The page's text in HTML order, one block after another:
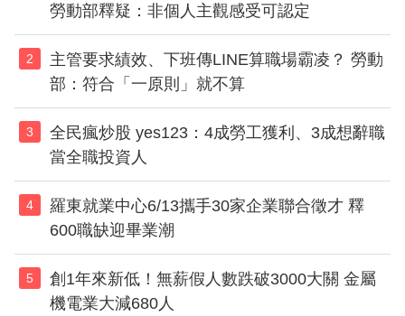
勞動部釋疑：非個人主觀感受可認定
2
主管要求績效、下班傳LINE算職場霸凌？ 勞動
部：符合「一原則」就不算
3
全民瘋炒股 yes123：4成勞工獲利、3成想辭職
當全職投資人
4
羅東就業中心6/13攜手30家企業聯合徵才 釋
600職缺迎畢業潮
5
創1年來新低！無薪假人數跌破3000大關 金屬
機電業大減680人